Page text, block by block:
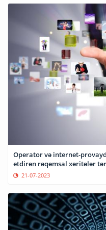
Operator və internet-
etdirən rəqəmsal xəritələr
21-07-2023